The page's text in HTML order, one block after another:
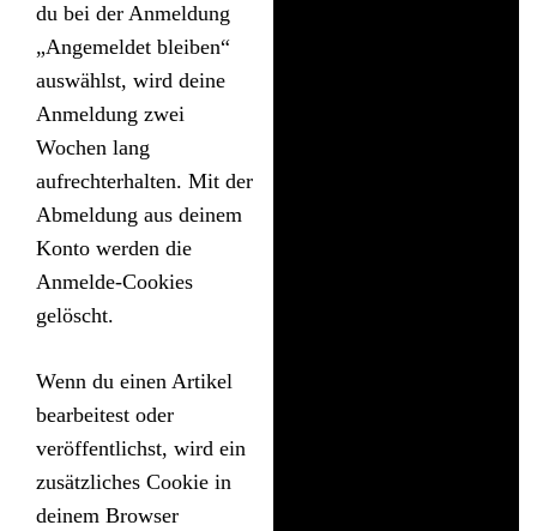
du bei der Anmeldung
„Angemeldet bleiben“
auswählst, wird deine
Anmeldung zwei
Wochen lang
aufrechterhalten. Mit der
Abmeldung aus deinem
Konto werden die
Anmelde-Cookies
gelöscht.
Wenn du einen Artikel
bearbeitest oder
veröffentlichst, wird ein
zusätzliches Cookie in
deinem Browser